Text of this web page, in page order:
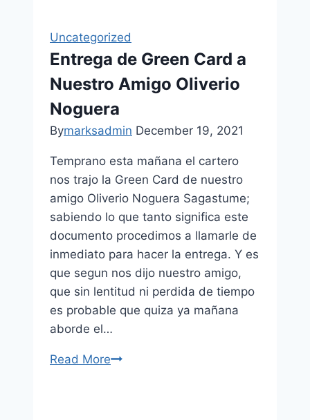
Uncategorized
Entrega de Green Card a
Nuestro Amigo Oliverio
Noguera
Bymarksadmin December 19, 2021
Temprano esta mañana el cartero
nos trajo la Green Card de nuestro
amigo Oliverio Noguera Sagastume;
sabiendo lo que tanto significa este
documento procedimos a llamarle de
inmediato para hacer la entrega. Y es
que segun nos dijo nuestro amigo,
que sin lentitud ni perdida de tiempo
es probable que quiza ya mañana
aborde el…
Read More